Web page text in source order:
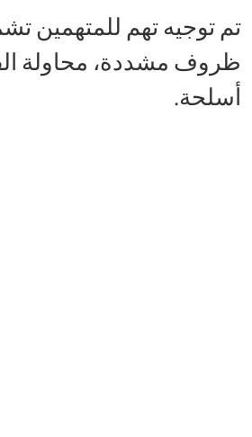
تم توجيه تهم للمتهمين
ظروف مشددة، محاولة
أسلحة.